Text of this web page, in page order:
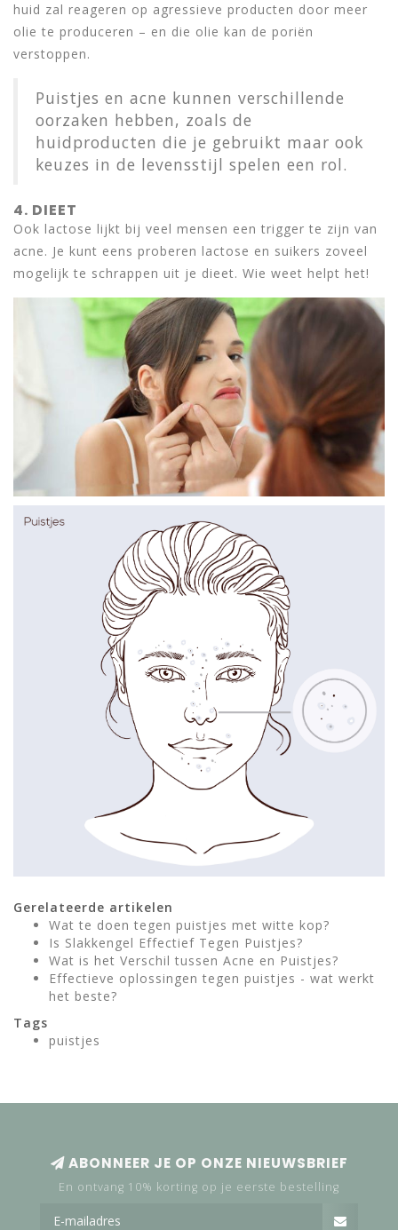
huid zal reageren op agressieve producten door meer
olie te produceren – en die olie kan de poriën
verstoppen.
Puistjes en acne kunnen verschillende
oorzaken hebben, zoals de
huidproducten die je gebruikt maar ook
keuzes in de levensstijl spelen een rol.
4. DIEET
Ook lactose lijkt bij veel mensen een trigger te zijn van
acne. Je kunt eens proberen lactose en suikers zoveel
mogelijk te schrappen uit je dieet. Wie weet helpt het!
Gerelateerde artikelen
Wat te doen tegen puistjes met witte kop?
Is Slakkengel Effectief Tegen Puistjes?
Wat is het Verschil tussen Acne en Puistjes?
Effectieve oplossingen tegen puistjes - wat werkt
het beste?
Tags
puistjes
ABONNEER JE OP ONZE NIEUWSBRIEF
En ontvang 10% korting op je eerste bestelling